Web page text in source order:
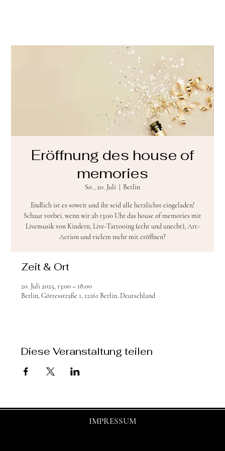
Eröffnung des house of
memories
So., 20. Juli Berlin
Endlich ist es soweit und ihr seid alle herzlichst eingeladen!
Schaut vorbei, wenn wir ab 13:00 Uhr das house of memories mit
Livemusik von Kindern, Live-Tattooing (echt und unecht), Art-
Action und vielem mehr mit eröffnen?
Zeit & Ort
20. Juli 2025, 13:00 – 18:00
Berlin, Görresstraße 1, 12161 Berlin, Deutschland
Diese Veranstaltung teilen
IMPRESSUM